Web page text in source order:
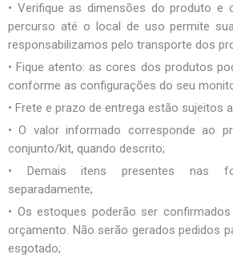
• Verifique as dimensões do produto e
percurso até o local de uso permite
responsabilizamos pelo transporte dos
• Fique atento: as cores dos produtos
conforme as configurações do seu
• Frete e prazo de entrega estão sujeitos
• O valor informado corresponde ao
conjunto/kit, quando descrito;
• Demais itens presentes nas
separadamente;
• Os estoques poderão ser
orçamento. Não serão gerados pedidos
esgotado;